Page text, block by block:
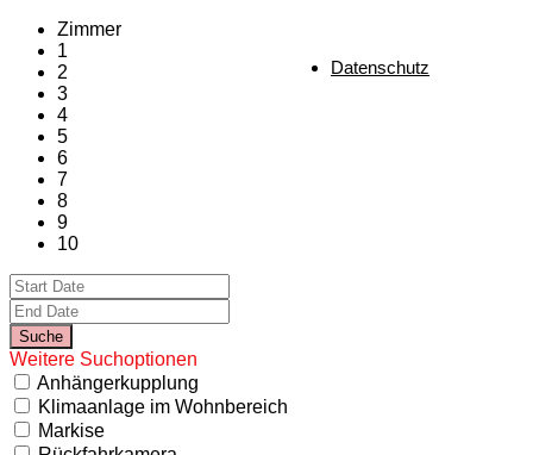
Datenschutz
Zimmer
1
2
3
4
5
6
7
8
9
10
Weitere Suchoptionen
Anhängerkupplung
Klimaanlage im Wohnbereich
Markise